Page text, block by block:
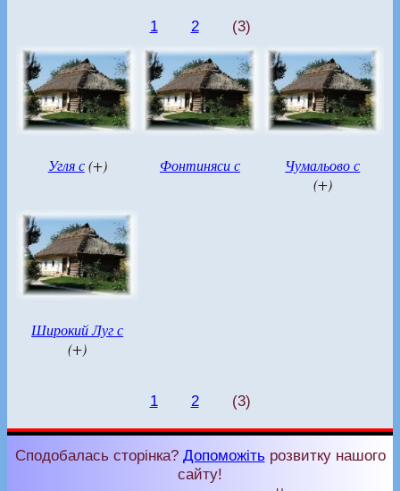
1 2 (3)
Угля с(+) Фонтиняси с
Чумальово с
(+)
Широкий Луг с
(+)
1 2 (3)
Сподобалась сторінка? Допоможіть розвитку нашого
сайту!